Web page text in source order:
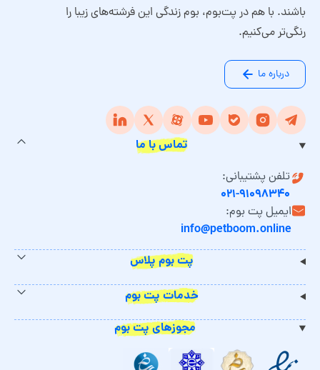
باشند. با هم در پت‌بوم، بوم زندگی این فرشته‌های زیبا را
رنگی‌تر می‌کنیم.
درباره ما
تماس با ما
تلفن پشتیبانی:
۰۲۱-۹۱۰۹۸۳۴۰
ایمیل پت بوم:
info@petboom.online
پت بوم پلاس
خدمات پت بوم
مجوزهای پت بوم